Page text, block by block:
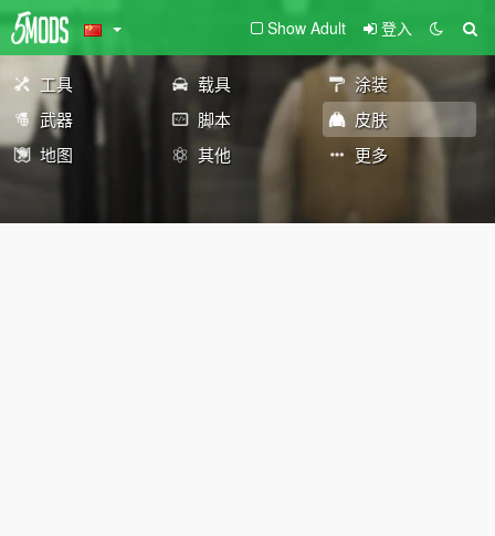
Show Adult 登入
工具 载具
涂装
武器
脚本
皮肤
地图
其他 更多